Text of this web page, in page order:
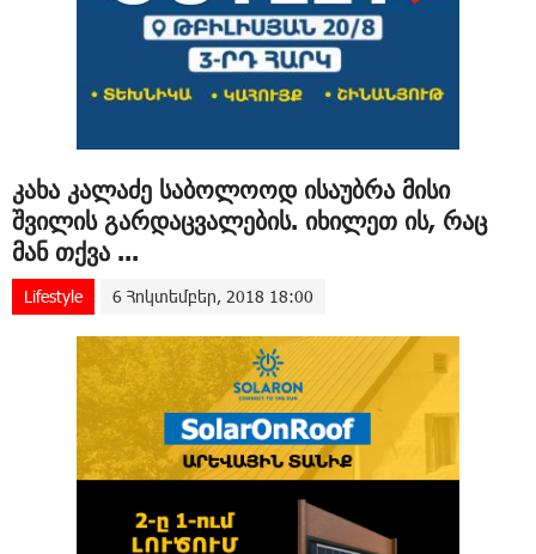
კახა კალაძე საბოლოოდ ისაუბრა მისი
შვილის გარდაცვალების. იხილეთ ის, რაც
მან თქვა ...
Lifestyle 6 Հոկտեմբեր, 2018 18:00